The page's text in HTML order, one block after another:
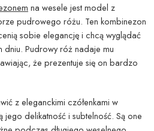
na wesele jest model z
pudrowego różu. Ten kombinezon
sobie elegancję i chcą wyglądać
dniu. Pudrowy róż nadaje mu
że prezentuje się on bardzo
z eleganckimi czółenkami w
delikatność i subtelność. Są one